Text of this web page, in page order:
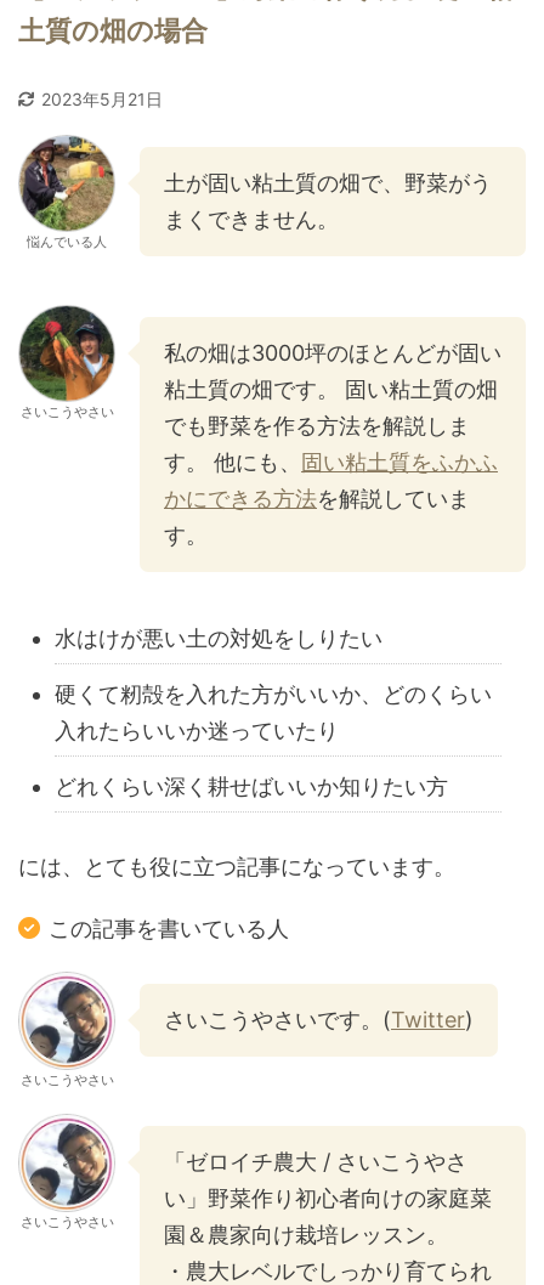
土質の畑の場合
2023年5月21日
悩んでいる人
土が固い粘土質の畑で、野菜がう
まくできません。
さいこうやさい
私の畑は3000坪のほとんどが固い
粘土質の畑です。 固い粘土質の畑
でも野菜を作る方法を解説しま
す。 他にも、 固い粘土質をふかふ
かにできる方法を解説していま
す。
水はけが悪い土の対処をしりたい
硬くて籾殻を入れた方がいいか、どのくらい
入れたらいいか迷っていたり
どれくらい深く耕せばいいか知りたい方
には、とても役に立つ記事になっています。
この記事を書いている人
さいこうやさい
さいこうやさいです。(Twitter)
さいこうやさい
「ゼロイチ農大 / さいこうやさ
い」野菜作り初心者向けの家庭菜
園＆農家向け栽培レッスン。
・農大レベルでしっかり育てられ